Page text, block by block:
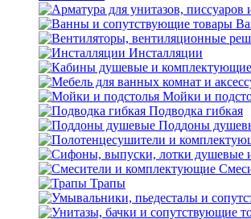
Инсталляции
Мойки и
Подводка гибкая
Поддоны
Трапы